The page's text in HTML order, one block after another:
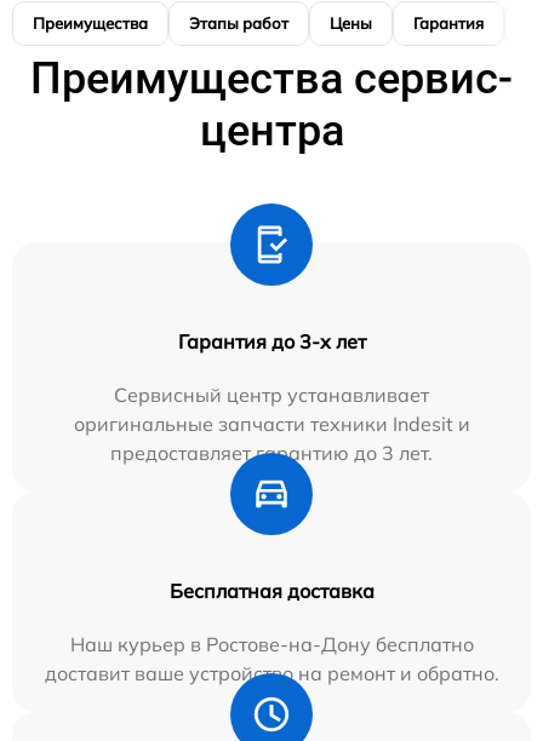
Преимущества Этапы работ Цены Гарантия
Преимущества сервис-
центра
Гарантия до 3-х лет
Сервисный центр устанавливает
оригинальные запчасти техники Indesit и
предоставляет гарантию до 3 лет.
Бесплатная доставка
Наш курьер в Ростове-на-Дону бесплатно
доставит ваше устройство на ремонт и обратно.